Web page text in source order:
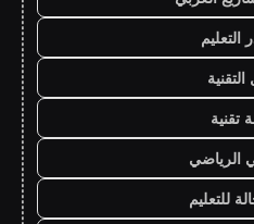
التعليم
تقنية
الرياضي
للتعليم